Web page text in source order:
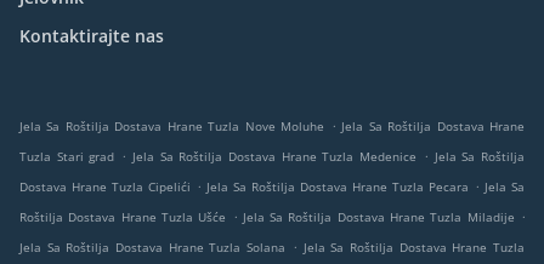
Kontaktirajte nas
Jela Sa Roštilja Dostava Hrane Tuzla Nove Moluhe . Jela Sa Roštilja Dostava Hrane
Tuzla Stari grad . Jela Sa Roštilja Dostava Hrane Tuzla Medenice . Jela Sa Roštilja
Dostava Hrane Tuzla Cipelići . Jela Sa Roštilja Dostava Hrane Tuzla Pecara . Jela Sa
Roštilja Dostava Hrane Tuzla Ušće
. Jela Sa Roštilja Dostava Hrane Tuzla Miladije .
Jela Sa Roštilja Dostava Hrane Tuzla Solana
. Jela Sa Roštilja Dostava Hrane Tuzla